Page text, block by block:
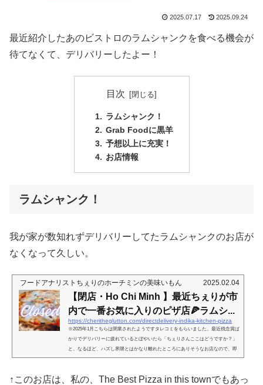
2025.07.17 2025.09.24
最近紹介したあのビストロのラムシャンクを食べる機会が
待てなくて、デリバリーしたよー！
目次
ラムシャンク！
Grab Foodに黒羊
予想以上に充実！
お店情報
ラムシャンク！
我が家が数知れずデリバリーしてたラムシャンクのお店が
なくなって久しい。
フードアナリストちぇりのホーチミンの美味いもん 2025.02.04
【閉店・Ho Chi Minh 】最近ちぇりが市
内で一番お気に入りのピザ店🍕ラムシ...
https://cheritheglutton.com/directdelivery-indika-kitchen-pizza
※2025年1月こちらは閉業されたようですタレコミをもらいました。最近残念賞ば
かりでデリバリーに疲れているとぼやいたら「ちぇりさんここはどうですか？」
と。なるほど、ハズし界隈とはかなり離れたところにありそうなお店なので、即
オーダー！行動に早く写したくなるお店には訳がある！聞いたことがなかったお
しも自由に出歩けるタイミングでの発見だったら速攻足を運んでただろうな。し
↑このお店は、私の、The Best Pizza in this townでもあっ